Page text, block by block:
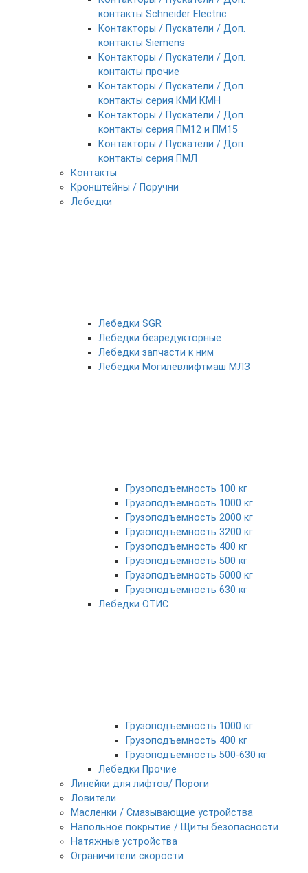
контакты Schneider Electric
Контакторы / Пускатели / Доп.
контакты Siemens
Контакторы / Пускатели / Доп.
контакты прочие
Контакторы / Пускатели / Доп.
контакты серия КМИ КМН
Контакторы / Пускатели / Доп.
контакты серия ПМ12 и ПМ15
Контакторы / Пускатели / Доп.
контакты серия ПМЛ
Контакты
Кронштейны / Поручни
Лебедки
Лебедки SGR
Лебедки безредукторные
Лебедки запчасти к ним
Лебедки Могилёвлифтмаш МЛЗ
Грузоподъемность 100 кг
Грузоподъемность 1000 кг
Грузоподъемность 2000 кг
Грузоподъемность 3200 кг
Грузоподъемность 400 кг
Грузоподъемность 500 кг
Грузоподъемность 5000 кг
Грузоподъемность 630 кг
Лебедки ОТИС
Грузоподъемность 1000 кг
Грузоподъемность 400 кг
Грузоподъемность 500-630 кг
Лебедки Прочие
Линейки для лифтов/ Пороги
Ловители
Масленки / Смазывающие устройства
Напольное покрытие / Щиты безопасности
Натяжные устройства
Ограничители скорости